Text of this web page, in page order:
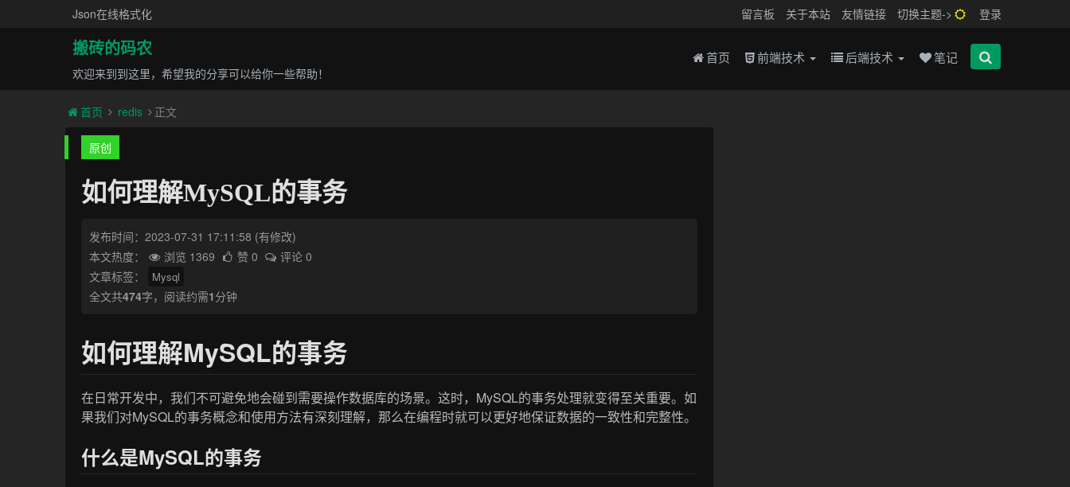
Json在线格式化 留言板 关于本站 友情链接 切换主题-> 登录
搬砖的码农
欢迎来到到这里，希望我的分享可以给你一些帮助！
首页 前端技术 后端技术 笔记
首页 redis 正文
原创
如何理解MySQL的事务
发布时间：2023-07-31 17:11:58 (有修改)
本文热度：
浏览 1369 赞 0
评论 0
文章标签：
Mysql
全文共474字，阅读约需1分钟
如何理解MySQL的事务
在日常开发中，我们不可避免地会碰到需要操作数据库的场景。这时，MySQL的事务处理就变得至关重要。如
果我们对MySQL的事务概念和使用方法有深刻理解，那么在编程时就可以更好地保证数据的一致性和完整性。
什么是MySQL的事务